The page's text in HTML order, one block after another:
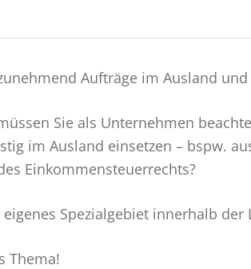
Aufträge im Ausland
Sie als Unternehmen
im Ausland einsetzen – bspw.
Einkommensteuerrechts?
Spezialgebiet innerhalb
Thema!